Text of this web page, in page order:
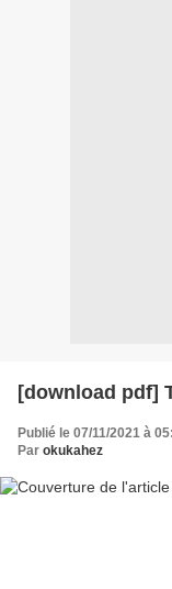
[download pdf]
Publié le 07/11/2021 à
Par okukahez